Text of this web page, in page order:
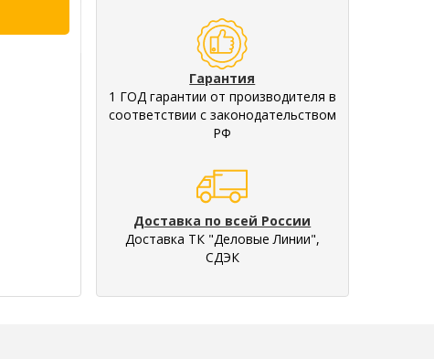
Гарантия
1 ГОД гарантии от производителя в
соответствии с законодательством
РФ
Доставка по всей России
Доставка ТК "Деловые Линии",
СДЭК